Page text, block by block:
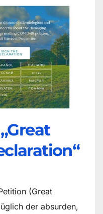
(Great
der absurden,